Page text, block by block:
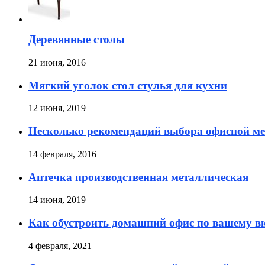
Деревянные столы
21 июня, 2016
Мягкий уголок стол стулья для кухни
12 июня, 2019
Несколько рекомендаций выбора офисной
14 февраля, 2016
Аптечка производственная металлическая
14 июня, 2019
Как обустроить домашний офис по вашему
4 февраля, 2021